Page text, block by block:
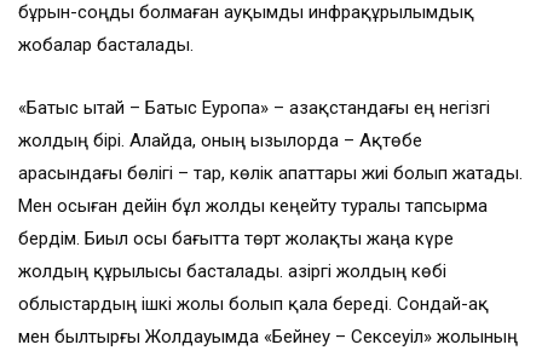
бұрын-соңды болмаған ауқымды инфрақұрылымдық
жобалар басталады.
«Батыс Қытай – Батыс Еуропа» – Қазақстандағы ең негізгі
жолдың бірі. Алайда, оның Қызылорда – Ақтөбе
арасындағы бөлігі – тар, көлік апаттары жиі болып жатады.
Мен осыған дейін бұл жолды кеңейту туралы тапсырма
бердім. Биыл осы бағытта төрт жолақты жаңа күре
жолдың құрылысы басталады. Қазіргі жолдың көбі
облыстардың ішкі жолы болып қала береді. Сондай-ақ
мен былтырғы Жолдауымда «Бейнеу – Сексеуіл» жолының